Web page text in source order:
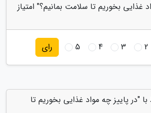
غذایی بخوریم تا سلامت بمانیم؟" امتیاز
2
3
4
5 رای
"در پاییز چه مواد غذایی بخوریم تا